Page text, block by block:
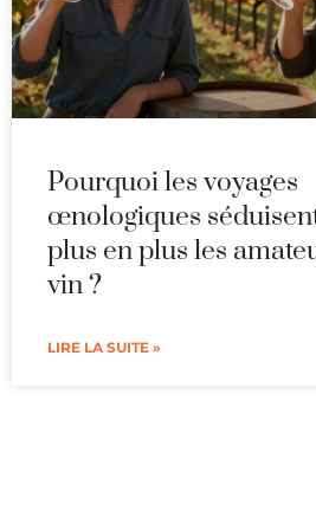
Pourquoi les voyages
œnologiques
plus en plus les
vin ?
LIRE LA SUITE »